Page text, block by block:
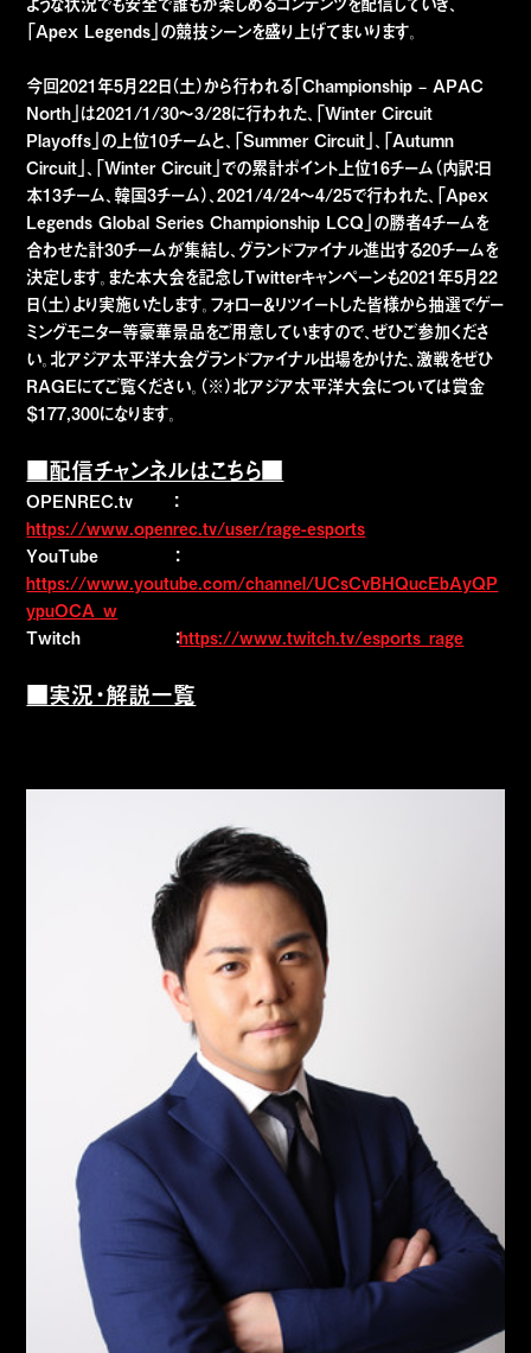
ような状況でも安全で誰もが楽しめるコンテンツを配信していき、
「Apex Legends」の競技シーンを盛り上げてまいります。
今回2021年5月22日（土）から行われる「Championship – APAC
North」は2021/1/30～3/28に行われた、「Winter Circuit
Playoffs」の上位10チームと、「Summer Circuit」、「Autumn
Circuit」、「Winter Circuit」での累計ポイント上位16チーム（内訳：日
本13チーム、韓国3チーム）、2021/4/24～4/25で行われた、「Apex
Legends Global Series Championship LCQ」の勝者4チームを
合わせた計30チームが集結し、グランドファイナル進出する20チームを
決定します。また本大会を記念しTwitterキャンペーンも2021年5月22
日（土）より実施いたします。フォロー＆リツイートした皆様から抽選でゲー
ミングモニター等豪華景品をご用意していますので、ぜひご参加くださ
い。北アジア太平洋大会グランドファイナル出場をかけた、激戦をぜひ
RAGEにてご覧ください。（※）北アジア太平洋大会については賞金
＄177,300になります。
■配信チャンネルはこちら■
OPENREC.tv ：
https://www.openrec.tv/user/rage-esports
YouTube ：
https://www.youtube.com/channel/UCsCvBHQucEbAyQP
ypuOCA_w
Twitch ：https://www.twitch.tv/esports_rage
■実況・解説一覧